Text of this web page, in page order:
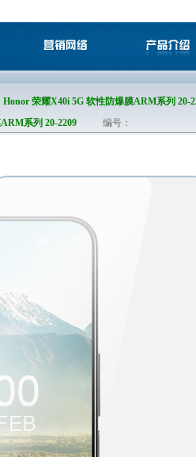
Honor 荣耀X40i 5G 软性防爆膜ARM系列 20-
系列 20-2209 编号：